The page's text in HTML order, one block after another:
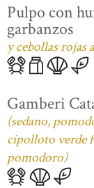
Pulpo con
garbanzos
y cebollas rojas
Gamberi
(sedano,
cipolloto verde
pomodoro)